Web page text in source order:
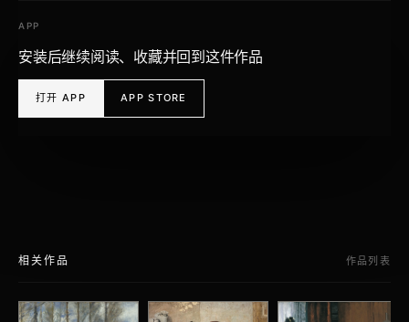
APP
安装后继续阅读、收藏并回到这件作品
打开 APP APP STORE
相关作品 作品列表